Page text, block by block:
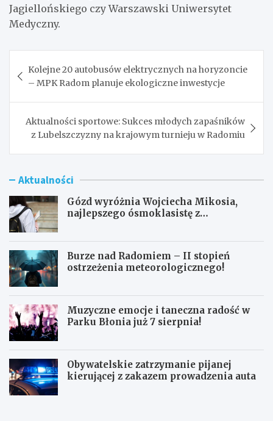
Jagiellońskiego czy Warszawski Uniwersytet
Medyczny.
wpisu
Kolejne 20 autobusów elektrycznych na horyzoncie
– MPK Radom planuje ekologiczne inwestycje
Aktualności sportowe: Sukces młodych zapaśników
z Lubelszczyzny na krajowym turnieju w Radomiu
Aktualności
Gózd wyróżnia Wojciecha Mikosia,
najlepszego ósmoklasistę z
Burze nad Radomiem – II stopień
ostrzeżenia meteorologicznego!
Muzyczne emocje i taneczna radość w
Parku Błonia już 7 sierpnia!
Obywatelskie zatrzymanie pijanej
kierującej z zakazem prowadzenia auta
G
B